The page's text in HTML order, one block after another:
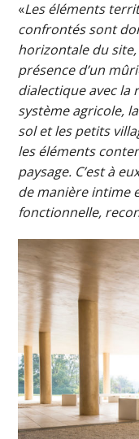
«Les éléments
confrontés sont
horizontale du site,
présence d’un
dialectique avec la
système agricole,
sol et les petits
les éléments
paysage. C’est à
de manière intime
fonctionnelle,